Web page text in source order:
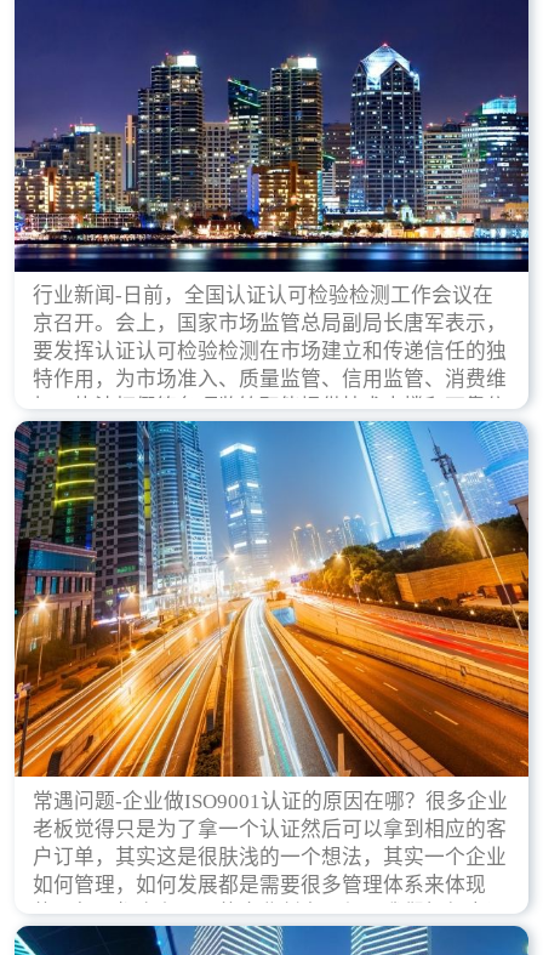
行业新闻-日前，全国认证认可检验检测工作会议在
京召开。会上，国家市场监管总局副局长唐军表示，
要发挥认证认可检验检测在市场建立和传递信任的独
特作用，为市场准入、质量监管、信用监管、消费维
权、执法打假等各项监管职能提供技术支撑和可靠依
据。
常遇问题-企业做ISO9001认证的原因在哪？很多企业
老板觉得只是为了拿一个认证然后可以拿到相应的客
户订单，其实这是很肤浅的一个想法，其实一个企业
如何管理，如何发展都是需要很多管理体系来体现
的，每天都会有不同的企业创立，但是我们如何去证
实一个企业的合法，有质量保证了？这就是ISO9001